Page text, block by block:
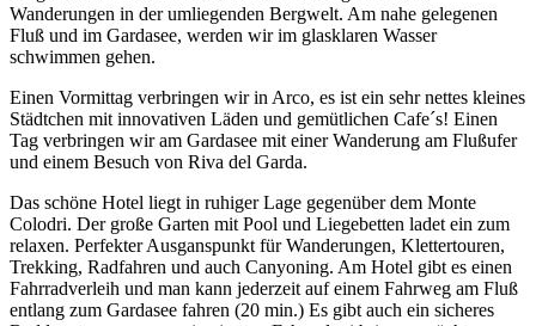
Wanderungen in der umliegenden Bergwelt. Am nahe gelegenen
Fluß und im Gardasee, werden wir im glasklaren Wasser
schwimmen gehen.
Einen Vormittag verbringen wir in Arco, es ist ein sehr nettes kleines
Städtchen mit innovativen Läden und gemütlichen Cafe´s! Einen
Tag verbringen wir am Gardasee mit einer Wanderung am Flußufer
und einem Besuch von Riva del Garda.
Das schöne Hotel liegt in ruhiger Lage gegenüber dem Monte
Colodri. Der große Garten mit Pool und Liegebetten ladet ein zum
relaxen. Perfekter Ausganspunkt für Wanderungen, Klettertouren,
Trekking, Radfahren und auch Canyoning. Am Hotel gibt es einen
Fahrradverleih und man kann jederzeit auf einem Fahrweg am Fluß
entlang zum Gardasee fahren (20 min.) Es gibt auch ein sicheres